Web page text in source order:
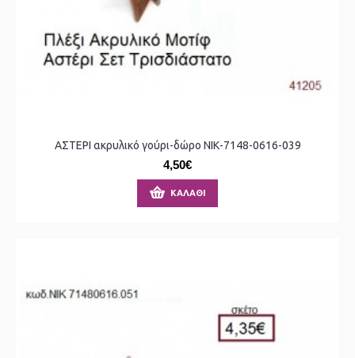
ΑΣΤΕΡΙ ακρυλικό γούρι-δώρο ΝΙΚ-7148-0616-039
4,50€
ΚΑΛΆΘΙ